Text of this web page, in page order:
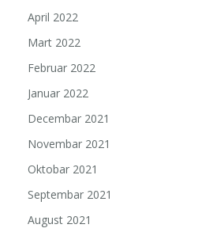
April 2022
Mart 2022
Februar 2022
Januar 2022
Decembar 2021
Novembar 2021
Oktobar 2021
Septembar 2021
August 2021